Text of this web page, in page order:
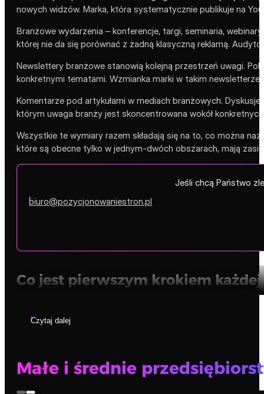
nowych widzów. Marka, która systematycznie publikuje na
Branżowe wydarzenia – konferencje, targi, seminaria,
której nie da się porównać z żadną klasyczną reklamą.
Newslettery branżowe stanowią kolejną przestrzeń uwagi.
konkretnymi tematami. Wzmianka marki w takim
Komentarze pod artykułami w mediach branżowych.
którym uwaga branży jest skoncentrowana wokół
Wszystkie te wymiary razem składają się na to, co można
które są obecne tylko w jednym-dwóch obszarach, mają
Jeśli chcą Państwo
biuro@pozycjonowaniestron.pl
Co jest pierwszym krokiem
Czytaj dalej
Małe i średnie